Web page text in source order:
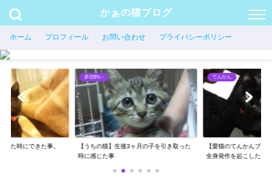
かぁの猫ブログ
ホーム プロフィール お問い合わせ プライバシーポリシー
月の子を引き取った
てんかん
【愛猫のてんかんブログ】後ろ足の痙攣と
全身発作を起こした...
多頭飼い
愛猫がそばに来て座る
る様に工夫した事